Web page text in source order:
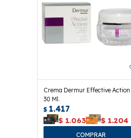
Crema Dermur Effective Action
30 Ml.
$ 1.417
$ 1.063 $ 1.204